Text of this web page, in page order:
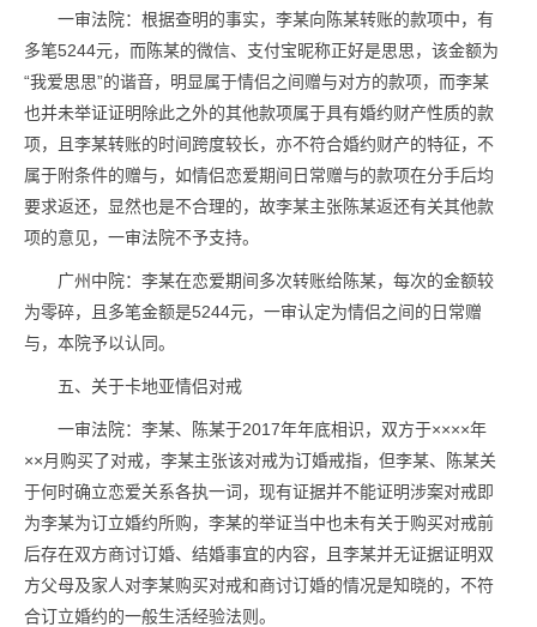
一审法院：根据查明的事实，李某向陈某转账的款项中，有
多笔5244元，而陈某的微信、支付宝昵称正好是思思，该金额为
“我爱思思”的谐音，明显属于情侣之间赠与对方的款项，而李某
也并未举证证明除此之外的其他款项属于具有婚约财产性质的款
项，且李某转账的时间跨度较长，亦不符合婚约财产的特征，不
属于附条件的赠与，如情侣恋爱期间日常赠与的款项在分手后均
要求返还，显然也是不合理的，故李某主张陈某返还有关其他款
项的意见，一审法院不予支持。
广州中院：李某在恋爱期间多次转账给陈某，每次的金额较
为零碎，且多笔金额是5244元，一审认定为情侣之间的日常赠
与，本院予以认同。
五、关于卡地亚情侣对戒
一审法院：李某、陈某于2017年年底相识，双方于××××年
××月购买了对戒，李某主张该对戒为订婚戒指，但李某、陈某关
于何时确立恋爱关系各执一词，现有证据并不能证明涉案对戒即
为李某为订立婚约所购，李某的举证当中也未有关于购买对戒前
后存在双方商讨订婚、结婚事宜的内容，且李某并无证据证明双
方父母及家人对李某购买对戒和商讨订婚的情况是知晓的，不符
合订立婚约的一般生活经验法则。